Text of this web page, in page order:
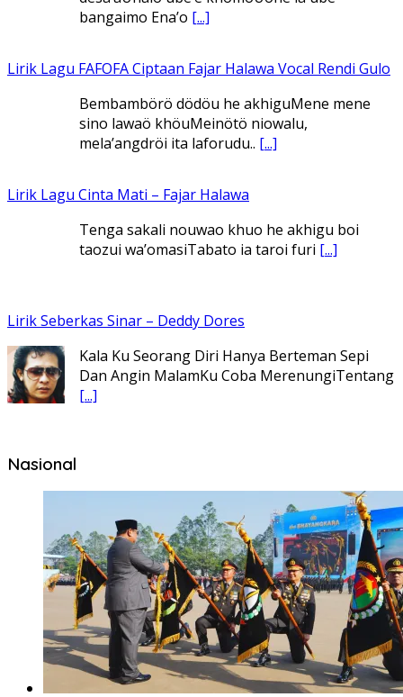
bangaimo Ena’o [...]
Lirik Lagu FAFOFA Ciptaan Fajar Halawa Vocal Rendi Gulo
Bembambörö dödöu he akhiguMene mene
sino lawaö khöuMeinötö niowalu,
mela’angdröi ita laforudu.. [...]
Lirik Lagu Cinta Mati – Fajar Halawa
Tenga sakali nouwao khuo he akhigu boi
taozui wa’omasiTabato ia taroi furi [...]
Lirik Seberkas Sinar – Deddy Dores
Kala Ku Seorang Diri Hanya Berteman Sepi
Dan Angin MalamKu Coba MerenungiTentang
[...]
Nasional